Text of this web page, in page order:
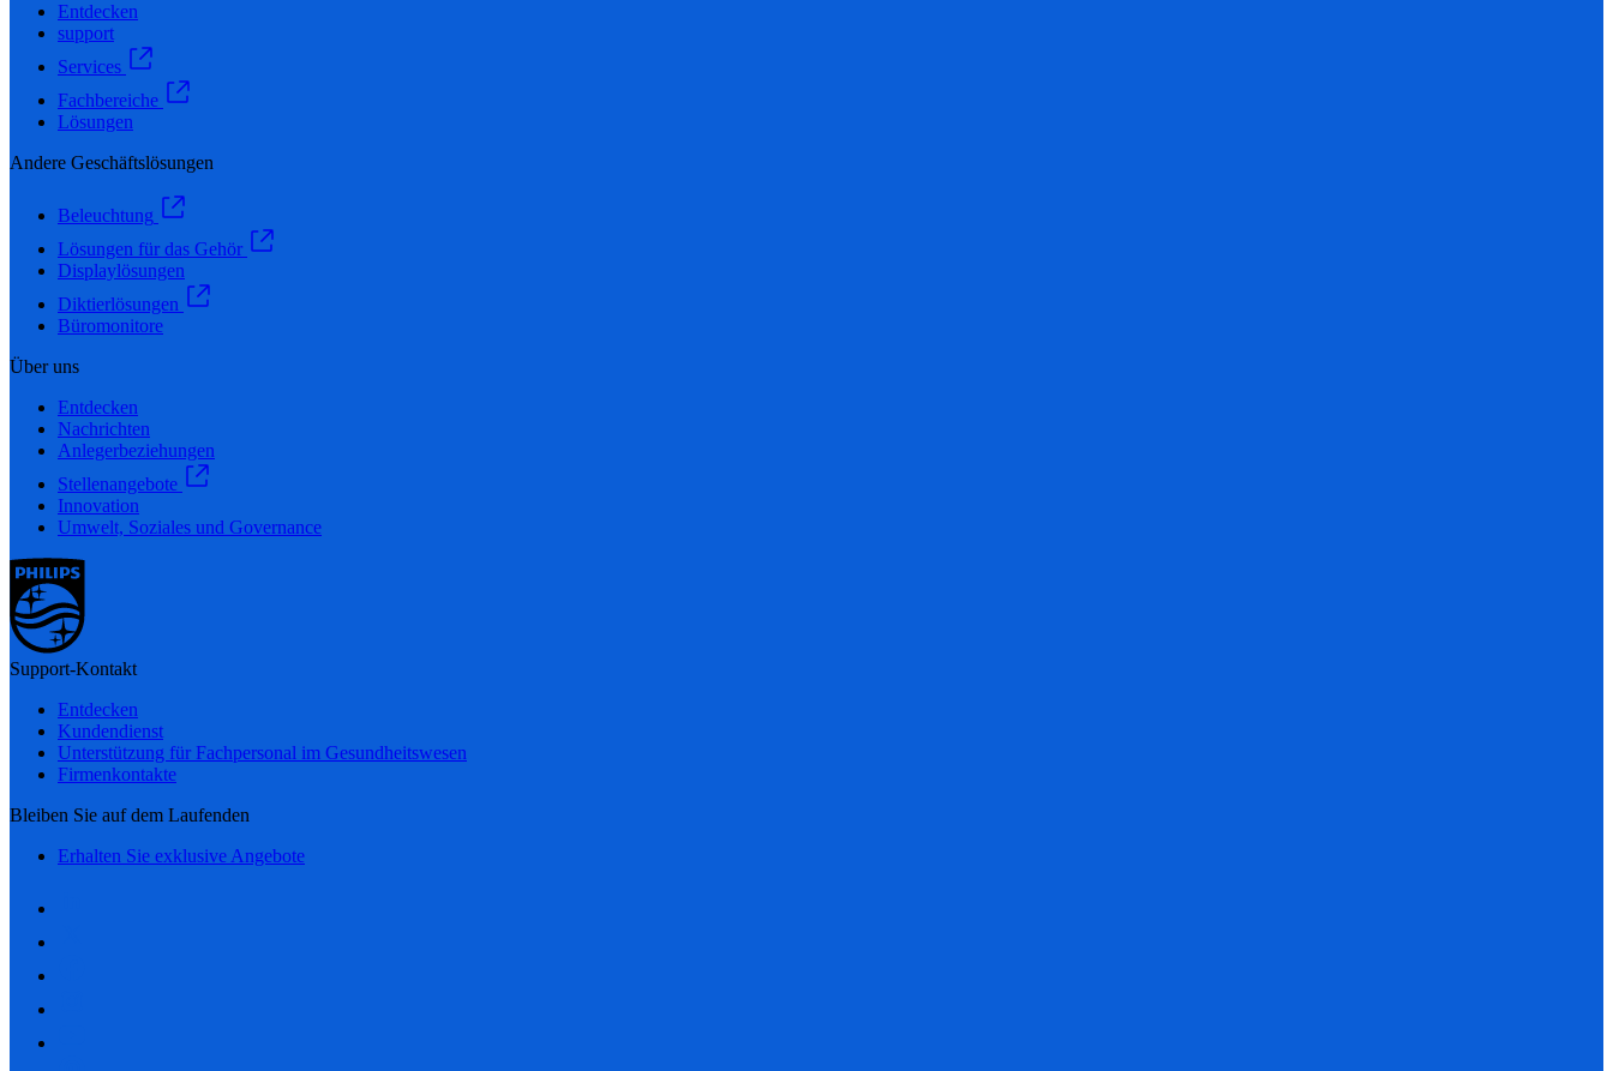
Entdecken
support
Services
Fachbereiche
Lösungen
Andere Geschäftslösungen
Beleuchtung
Lösungen für das Gehör
Displaylösungen
Diktierlösungen
Büromonitore
Über uns
Entdecken
Nachrichten
Anlegerbeziehungen
Stellenangebote
Innovation
Umwelt, Soziales und Governance
Support-Kontakt
Entdecken
Kundendienst
Unterstützung für Fachpersonal im Gesundheitswesen
Firmenkontakte
Bleiben Sie auf dem Laufenden
Erhalten Sie exklusive Angebote